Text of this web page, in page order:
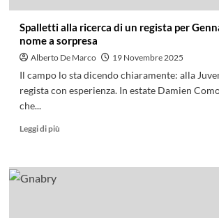
Spalletti alla ricerca di un regista per
nome a sorpresa
Alberto De Marco 19 Novembre 2025
Il campo lo sta dicendo chiaramente: alla
regista con esperienza. In estate Damien
che...
Leggi di più